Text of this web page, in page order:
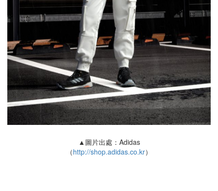
▲圖片出處：Adidas
（http://shop.adidas.co.kr）